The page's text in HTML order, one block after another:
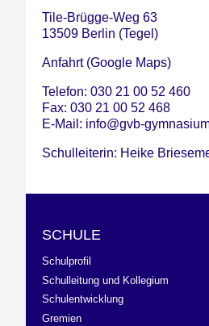
Tile-Brügge-Weg 63
13509 Berlin (Tegel)
Anfahrt (Google Maps)
Telefon: 030 21 00 52 460
Fax: 030 21 00 52 468
E-Mail: info@gvb-
Schulleiterin: Heike
SCHULE
Schulprofil
Schulleitung und Kollegium
Schulentwicklung
Gremien